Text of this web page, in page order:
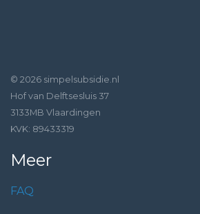
© 2026 simpelsubsidie.nl
Hof van Delftsesluis 37
3133MB Vlaardingen
KVK: 89433319
Meer
FAQ